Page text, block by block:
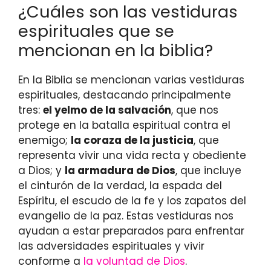
¿Cuáles son las vestiduras
espirituales que se
mencionan en la biblia?
En la Biblia se mencionan varias vestiduras
espirituales, destacando principalmente
tres: el yelmo de la salvación, que nos
protege en la batalla espiritual contra el
enemigo; la coraza de la justicia, que
representa vivir una vida recta y obediente
a Dios; y la armadura de Dios, que incluye
el cinturón de la verdad, la espada del
Espíritu, el escudo de la fe y los zapatos del
evangelio de la paz. Estas vestiduras nos
ayudan a estar preparados para enfrentar
las adversidades espirituales y vivir
conforme a la voluntad de Dios.